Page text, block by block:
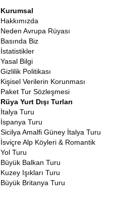
Kurumsal
Hakkımızda
Neden Avrupa Rüyası
Basında Biz
İstatistikler
Yasal Bilgi
Gizlilik Politikası
Kişisel Verilerin Korunması
Paket Tur Sözleşmesi
Rüya Yurt Dışı Turları
İtalya Turu
İspanya Turu
Sicilya Amalfi Güney İtalya Turu
İsviçre Alp Köyleri & Romantik
Yol Turu
Büyük Balkan Turu
Kuzey Işıkları Turu
Büyük Britanya Turu